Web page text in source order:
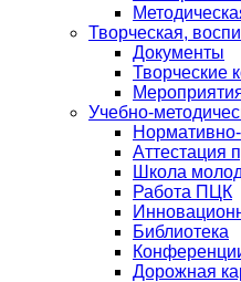
Творческая,
Документы
Творческие
Учебно-
Аттестация
Школа
Работа ПЦК
Библиотека
Дорожная